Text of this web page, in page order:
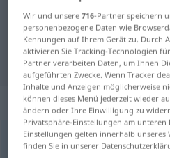
"zahllos"
"zahllos" Englisch
„zahllos“:
zahllosadj
Wir und unsere716-Partner speichern
personenbezogene Daten wie
Kennungen auf Ihrem Gerät zu. Durch
aktivieren Sie Tracking-Technologien
Partner verarbeiten Daten, um Ihnen
aufgeführten Zwecke. Wenn Tracker
Inhalte und Anzeigen möglicherweise
können dieses Menü jederzeit wieder
ändern oder Ihre Einwilligung zu
Privatsphäre-Einstellungen am unteren
Einstellungen gelten innerhalb
finden Sie in unserer